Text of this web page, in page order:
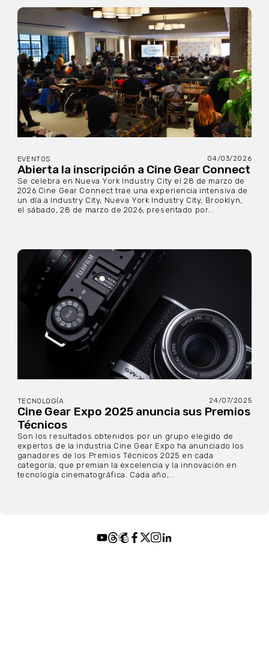
EVENTOS 04/03/2026
Abierta la inscripción a Cine Gear Connect
Se celebra en Nueva York Industry City el 28 de marzo de
2026 Cine Gear Connect trae una experiencia intensiva de
un día a Industry City, Nueva York Industry City, Brooklyn,
el sábado, 28 de marzo de 2026, presentado por...
TECNOLOGÍA 24/07/2025
Cine Gear Expo 2025 anuncia sus Premios
Técnicos
Son los resultados obtenidos por un grupo elegido de
expertos de la industria Cine Gear Expo ha anunciado los
ganadores de los Premios Técnicos 2025 en cada
categoría, que premian la excelencia y la innovación en
tecnología cinematográfica. Cada año,...